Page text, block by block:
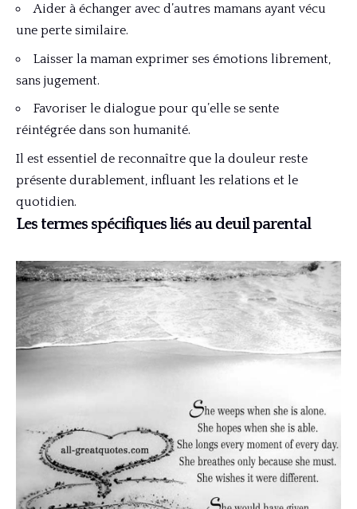
Aider à échanger avec d’autres mamans ayant vécu
une perte similaire.
Laisser la maman exprimer ses émotions librement,
sans jugement.
Favoriser le dialogue pour qu’elle se sente
réintégrée dans son humanité.
Il est essentiel de reconnaître que la douleur reste
présente durablement, influant les relations et le
quotidien.
Les termes spécifiques liés au deuil parental